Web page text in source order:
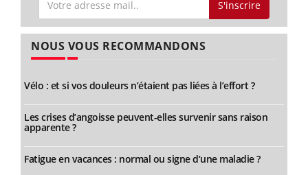
S'inscrire
NOUS VOUS RECOMMANDONS
Vélo : et si vos douleurs n’étaient pas liées à l’effort ?
Les crises d’angoisse peuvent-elles survenir sans raison
apparente ?
Fatigue en vacances : normal ou signe d’une maladie ?